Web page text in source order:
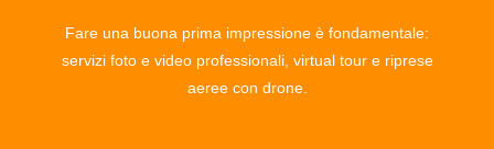
Fare una buona prima impressione è fondamentale:
servizi foto e video professionali, virtual tour e riprese
aeree con drone.